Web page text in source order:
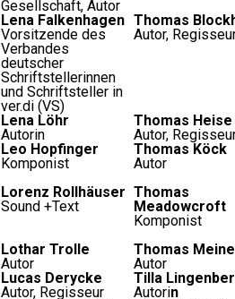
Gesellschaft, Autor
Lena Falkenhagen
Vorsitzende des
Verbandes
deutscher
Schriftstellerinnen
und Schriftsteller in
ver.di (VS)
Thomas
Autor,
Lena Löhr
Autorin
Thomas Heise
Autor,
Leo Hopfinger
Komponist
Thomas Köck
Autor
Lorenz Rollhäuser
Sound +Text
Thomas
Meadowcroft
Komponist
Lothar Trolle
Autor
Thomas
Autor
Lucas Derycke
Autor, Regisseur
Tilla
Autorin